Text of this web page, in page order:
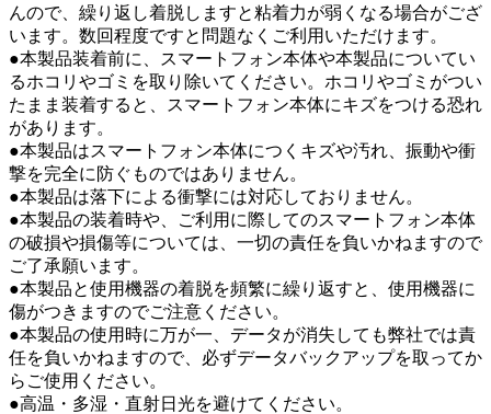
んので、繰り返し着脱しますと粘着力が弱くなる場合がござ
います。数回程度ですと問題なくご利用いただけます。
●本製品装着前に、スマートフォン本体や本製品についてい
るホコリやゴミを取り除いてください。ホコリやゴミがつい
たまま装着すると、スマートフォン本体にキズをつける恐れ
があります。
●本製品はスマートフォン本体につくキズや汚れ、振動や衝
撃を完全に防ぐものではありません。
●本製品は落下による衝撃には対応しておりません。
●本製品の装着時や、ご利用に際してのスマートフォン本体
の破損や損傷等については、一切の責任を負いかねますので
ご了承願います。
●本製品と使用機器の着脱を頻繁に繰り返すと、使用機器に
傷がつきますのでご注意ください。
●本製品の使用時に万が一、データが消失しても弊社では責
任を負いかねますので、必ずデータバックアップを取ってか
らご使用ください。
●高温・多湿・直射日光を避けてください。